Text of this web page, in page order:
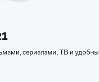
сериалами, ТВ и